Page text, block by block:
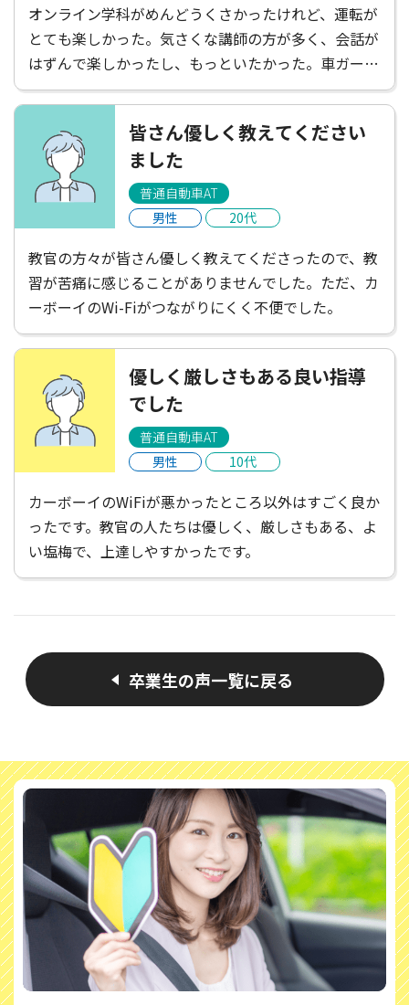
オンライン学科がめんどうくさかったけれど、運転が
とても楽しかった。気さくな講師の方が多く、会話が
はずんで楽しかったし、もっといたかった。車ガール
は遠くて不便だと感じたけれど、たくさんごはんやさ
んがあって楽しかったし、講師の方がお店を教えてく
ださったりして楽しかった！充実した2週間でした。
皆さん優しく教えてください
ました
普通自動車AT
男性
20代
教官の方々が皆さん優しく教えてくださったので、教
習が苦痛に感じることがありませんでした。ただ、カ
ーボーイのWi-Fiがつながりにくく不便でした。
優しく厳しさもある良い指導
でした
普通自動車AT
男性
10代
カーボーイのWiFiが悪かったところ以外はすごく良か
ったです。教官の人たちは優しく、厳しさもある、よ
い塩梅で、上達しやすかったです。
卒業生の声一覧に戻る